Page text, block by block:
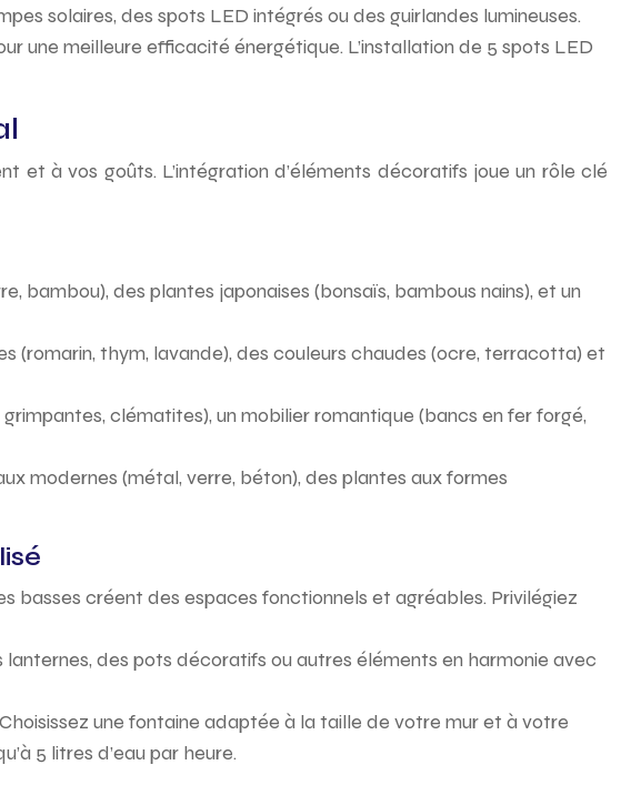
solaires, des spots LED intégrés ou des guirlandes lumineuses.
une meilleure efficacité énergétique. L’installation de 5 spots LED
à vos goûts. L’intégration d’éléments décoratifs joue un rôle clé
bambou), des plantes japonaises (bonsaïs, bambous nains), et un
(romarin, thym, lavande), des couleurs chaudes (ocre, terracotta) et
clématites), un mobilier romantique (bancs en fer forgé,
modernes (métal, verre, béton), des plantes aux formes
basses créent des espaces fonctionnels et agréables. Privilégiez
des pots décoratifs ou autres éléments en harmonie avec
une fontaine adaptée à la taille de votre mur et à votre
5 litres d’eau par heure.